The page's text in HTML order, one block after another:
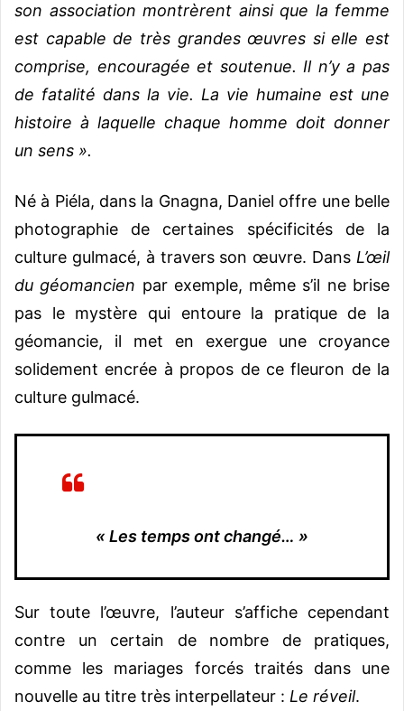
son association montrèrent ainsi que la femme
est capable de très grandes œuvres si elle est
comprise, encouragée et soutenue. Il n’y a pas
de fatalité dans la vie. La vie humaine est une
histoire à laquelle chaque homme doit donner
un sens ».
Né à Piéla, dans la Gnagna, Daniel offre une belle
photographie de certaines spécificités de la
culture gulmacé, à travers son œuvre. Dans L’œil
du géomancien par exemple, même s’il ne brise
pas le mystère qui entoure la pratique de la
géomancie, il met en exergue une croyance
solidement encrée à propos de ce fleuron de la
culture gulmacé.
« Les temps ont changé… »
Sur toute l’œuvre, l’auteur s’affiche cependant
contre un certain de nombre de pratiques,
comme les mariages forcés traités dans une
nouvelle au titre très interpellateur : Le réveil.